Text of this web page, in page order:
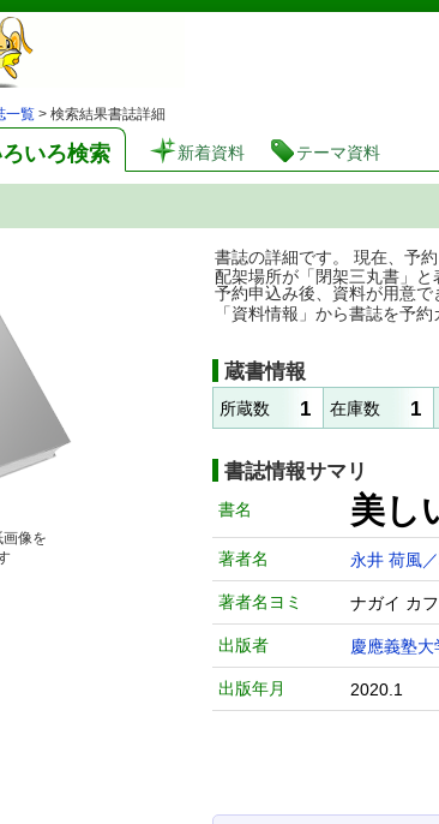
茨城県立図書館 蔵
一覧 > 検索結果書誌詳細
いろ検索 新着資料 テーマ資料
画像を
書誌の詳細です。 現在、予
配架場所が「閉架三丸書」と
予約申込み後、資料が用意で
「資料情報」から書誌を予
蔵書情報
所蔵数 1 在庫数 1
書誌情報サマリ
書名 美
著者名 永井 荷風
著者名ヨミ ナガイ カ
出版者 慶應義塾
出版年月 2020.1